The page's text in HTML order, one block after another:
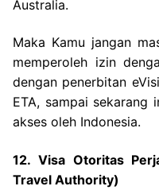
Australia.
Maka Kamu jangan
memperoleh izin
dengan penerbitan
ETA, sampai
akses oleh Indonesia.
12. Visa Otoritas
Travel Authority)